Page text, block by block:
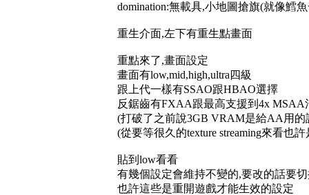
domination:無載具,小地圖搶旗(就像鱈
重生介面,左下有重生點畫面
重點來了,畫面設定
畫面有low,mid,high,ultra四級
跟上代一樣有SSAO跟HBAO選擇
反鋸齒有FXAA跟最高支援到4x MSAA
(打破了之前說3GB VRAM是給AA用的
(從要等很久的texture streaming來看也
貼到low看看
有幾個設定會維持不變的,要改的話要切
也許這些是重開遊戲才能生效的設定